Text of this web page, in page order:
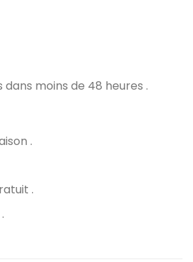
moins de 48 heures .
.
.